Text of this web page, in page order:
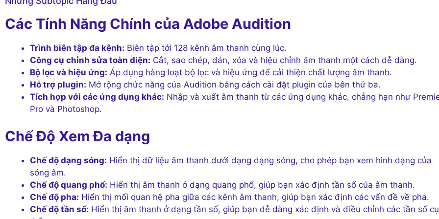
Các Tính Năng Chính của Adobe Audition
Trình biên tập đa kênh: Biên tập tới 128 kênh âm thanh cùng lúc.
Công cụ chỉnh sửa toàn diện: Cắt, sao chép, dán, xóa và hiệu chỉnh âm thanh một cách dễ dàng.
Bộ lọc và hiệu ứng: Áp dụng hàng loạt bộ lọc và hiệu ứng để cải thiện chất lượng âm thanh.
Hỗ trợ plugin: Mở rộng chức năng của Audition bằng cách cài đặt plugin của bên thứ ba.
Tích hợp với các ứng dụng khác: Nhập và xuất âm thanh từ các ứng dụng khác, chẳng hạn như
Pro và Photoshop.
Chế Độ Xem Đa dạng
Chế độ dạng sóng: Hiển thị dữ liệu âm thanh dưới dạng dạng sóng, cho phép bạn xem hình dạng của
sóng âm.
Chế độ quang phổ: Hiển thị âm thanh ở dạng quang phổ, giúp bạn xác định tần số của âm thanh.
Chế độ pha: Hiển thị mối quan hệ pha giữa các kênh âm thanh, giúp bạn xác định các vấn đề về pha.
Chế độ tần số: Hiển thị âm thanh ở dạng tần số, giúp bạn dễ dàng xác định và điều chỉnh các tần số cụ